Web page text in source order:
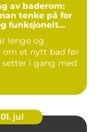
av baderom:
tenke på for
funksjonelt
lenge og
et nytt bad før
setter i gang med
01. jul